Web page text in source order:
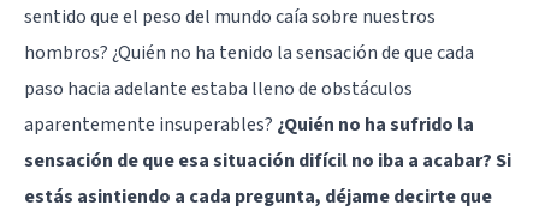
sentido que el peso del mundo caía sobre nuestros
hombros? ¿Quién no ha tenido la sensación de que cada
paso hacia adelante estaba lleno de obstáculos
aparentemente insuperables? ¿Quién no ha sufrido la
sensación de que esa situación difícil no iba a acabar? Si
estás asintiendo a cada pregunta, déjame decirte que